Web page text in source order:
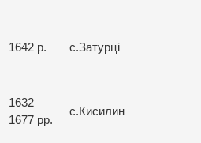
1642 р. с.Затурці
1632 –
1677 рр.
с.Кисилин